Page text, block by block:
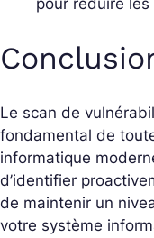
Le scan de
fondamental de
informatique
d’identifier
de maintenir un
votre système